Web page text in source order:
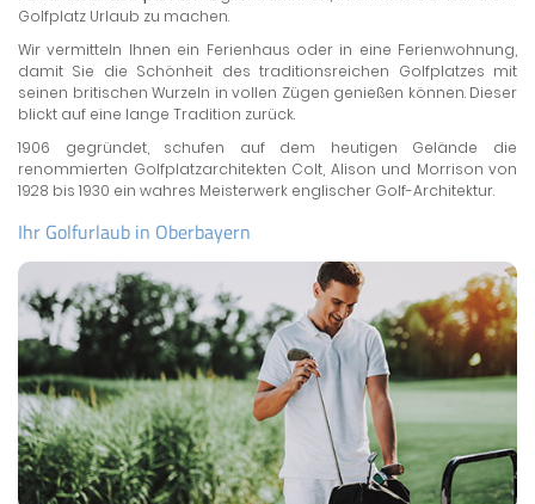
Golfplatz Urlaub zu machen.
Wir vermitteln Ihnen ein Ferienhaus oder in eine Ferienwohnung,
damit Sie die Schönheit des traditionsreichen Golfplatzes mit
seinen britischen Wurzeln in vollen Zügen genießen können. Dieser
blickt auf eine lange Tradition zurück.
1906 gegründet, schufen auf dem heutigen Gelände die
renommierten Golfplatzarchitekten Colt, Alison und Morrison von
1928 bis 1930 ein wahres Meisterwerk englischer Golf-Architektur.
Ihr Golfurlaub in Oberbayern